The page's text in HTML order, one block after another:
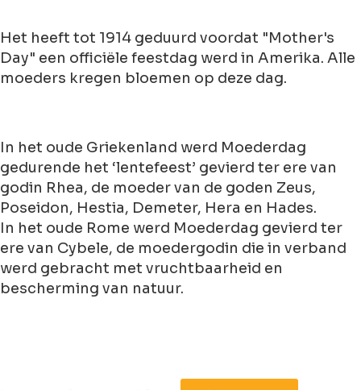
Het heeft tot 1914 geduurd voordat "Mother's
Day" een officiële feestdag werd in Amerika. Alle
moeders kregen bloemen op deze dag.
In het oude Griekenland werd Moederdag
gedurende het ‘lentefeest’ gevierd ter ere van
godin Rhea, de moeder van de goden Zeus,
Poseidon, Hestia, Demeter, Hera en Hades.
In het oude Rome werd Moederdag gevierd ter
ere van Cybele, de moedergodin die in verband
werd gebracht met vruchtbaarheid en
bescherming van natuur.
Leaflet | ©JawgMaps©OpenStreetMap